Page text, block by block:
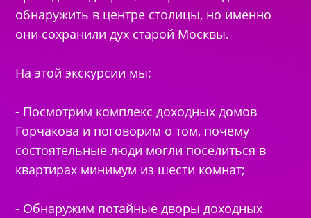
обнаружить в центре столицы, но именно
они сохранили дух старой Москвы.
На этой экскурсии мы:
- Посмотрим комплекс доходных домов
Горчакова и поговорим о том, почему
состоятельные люди могли поселиться в
квартирах минимум из шести комнат;
- Обнаружим потайные дворы доходных